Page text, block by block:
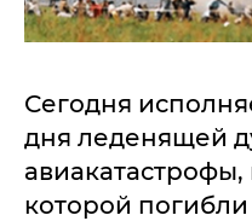
Сегодня
дня леденящей
авиакатастрофы,
которой